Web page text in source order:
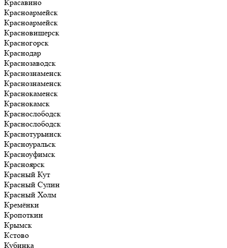
Красавино
Красноармейск
Красноармейск
Красновишерск
Красногорск
Краснодар
Краснозаводск
Краснознаменск
Краснознаменск
Краснокаменск
Краснокамск
Краснослободск
Краснослободск
Краснотурьинск
Красноуральск
Красноуфимск
Красноярск
Красный Кут
Красный Сулин
Красный Холм
Кремёнки
Кропоткин
Крымск
Кстово
Кубинка